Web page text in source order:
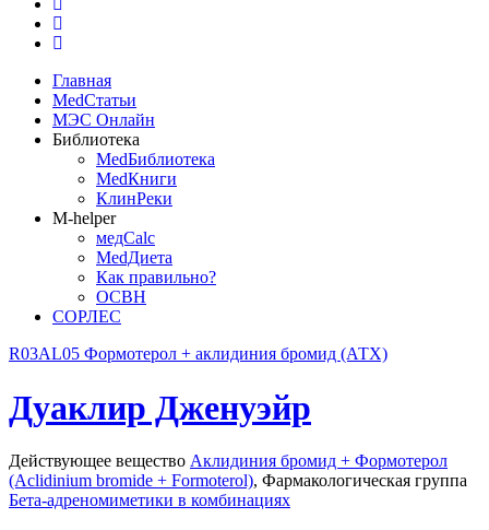
Главная
MedСтатьи
МЭС Онлайн
Библиотека
MedБиблиотека
MedКниги
КлинРеки
M-helper
медCalc
MedДиета
Как правильно?
ОСВН
СОРЛЕС
R03AL05 Формотерол + аклидиния бромид (АТХ)
Дуаклир Дженуэйр
Действующее вещество Аклидиния бромид + Формотерол
(Aclidinium bromide + Formoterol), Фармакологическая группа
Бета-адреномиметики в комбинациях